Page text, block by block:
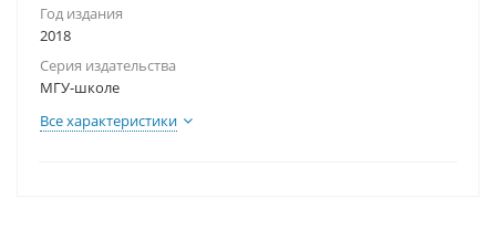
Год издания
2018
Серия издательства
МГУ-школе
Все характеристики